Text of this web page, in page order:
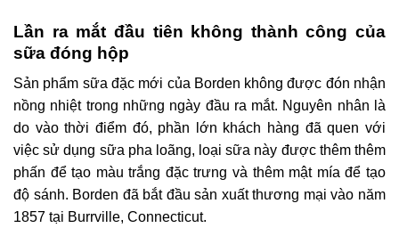
Lần ra mắt đầu tiên không thành công của
sữa đóng hộp
Sản phẩm sữa đặc mới của Borden không được đón nhận
nồng nhiệt trong những ngày đầu ra mắt. Nguyên nhân là
do vào thời điểm đó, phần lớn khách hàng đã quen với
việc sử dụng sữa pha loãng, loại sữa này được thêm thêm
phấn để tạo màu trắng đặc trưng và thêm mật mía để tạo
độ sánh. Borden đã bắt đầu sản xuất thương mại vào năm
1857 tại Burrville, Connecticut.